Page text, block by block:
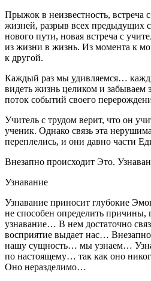
Прыжок в неизвестность, встреча
жизней, разрыв всех предыдущих
нового пути, новая встреча с
из жизни в жизнь. Из момента к
к другой.
Каждый раз мы удивляемся…
видеть жизнь целиком и забываем
поток событий своего
Учитель с трудом верит, что он
ученик. Однако связь эта
переплелись, и они давно части
Внезапно происходит Это.
Узнавание
Узнавание приносит глубокие
не способен определить
узнавание… В нем достаточно
восприятие выдает нас… Внезапно
нашу сущность… мы узнаем…
по настоящему… так как оно
Оно неразделимо…